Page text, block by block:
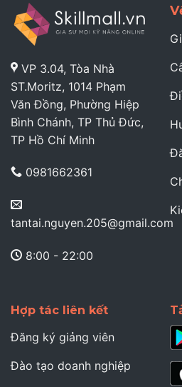
VP 3.04, Tòa Nhà
ST.Moritz, 1014 Phạm
Văn Đồng, Phường Hiệp
Bình Chánh, TP Thủ Đức,
TP Hồ Chí Minh
0981662361
tantai.nguyen.205@gmail.com
8:00 - 22:00
Hợp tác liên kết
Đăng ký giảng viên
Đào tạo doanh nghiệp